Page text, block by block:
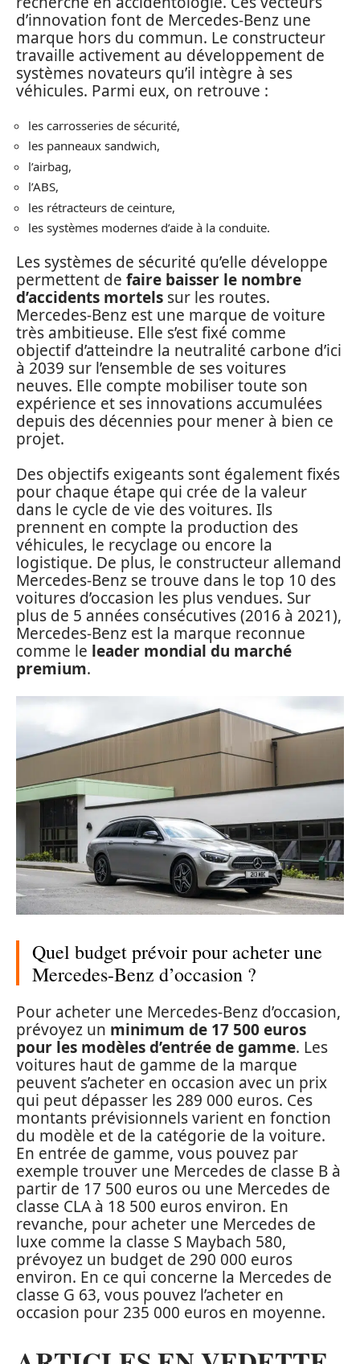
d’innovation font de Mercedes-Benz une
marque hors du commun. Le constructeur
travaille activement au développement de
systèmes novateurs qu’il intègre à ses
véhicules. Parmi eux, on retrouve :
les carrosseries de sécurité,
les panneaux sandwich,
l’airbag,
l’ABS,
les rétracteurs de ceinture,
les systèmes modernes d’aide à la conduite.
Les systèmes de sécurité qu’elle développe
permettent de faire baisser le nombre
d’accidents mortels sur les routes.
Mercedes-Benz est une marque de voiture
très ambitieuse. Elle s’est fixé comme
objectif d’atteindre la neutralité carbone d’ici
à 2039 sur l’ensemble de ses voitures
neuves. Elle compte mobiliser toute son
expérience et ses innovations accumulées
depuis des décennies pour mener à bien ce
projet.
Des objectifs exigeants sont également fixés
pour chaque étape qui crée de la valeur
dans le cycle de vie des voitures. Ils
prennent en compte la production des
véhicules, le recyclage ou encore la
logistique. De plus, le constructeur allemand
Mercedes-Benz se trouve dans le top 10 des
voitures d’occasion les plus vendues. Sur
plus de 5 années consécutives (2016 à 2021),
Mercedes-Benz est la marque reconnue
comme le leader mondial du marché
premium.
Quel budget prévoir pour acheter une
Mercedes-Benz d’occasion ?
Pour acheter une Mercedes-Benz d’occasion,
prévoyez un minimum de 17 500 euros
pour les modèles d’entrée de gamme. Les
voitures haut de gamme de la marque
peuvent s’acheter en occasion avec un prix
qui peut dépasser les 289 000 euros. Ces
montants prévisionnels varient en fonction
du modèle et de la catégorie de la voiture.
En entrée de gamme, vous pouvez par
exemple trouver une Mercedes de classe B à
partir de 17 500 euros ou une Mercedes de
classe CLA à 18 500 euros environ. En
revanche, pour acheter une Mercedes de
luxe comme la classe S Maybach 580,
prévoyez un budget de 290 000 euros
environ. En ce qui concerne la Mercedes de
classe G 63, vous pouvez l’acheter en
occasion pour 235 000 euros en moyenne.